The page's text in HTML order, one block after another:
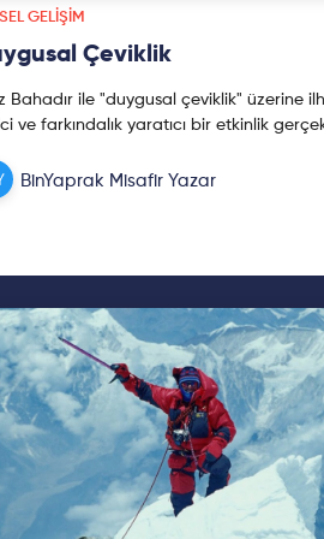
GELIŞIM
Çeviklik
Bahadır ile "duygusal çeviklik" üzerine
ve farkındalık yaratıcı bir etkinlik
BinYaprak Misafir Yazar